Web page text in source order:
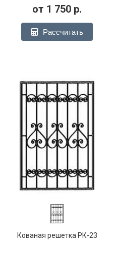
от 1 750 р.
Рассчитать
Кованая решетка РК-23